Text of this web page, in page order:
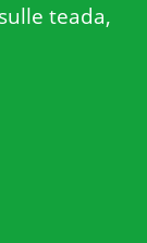
teada,